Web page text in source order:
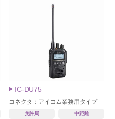
IC-DU75
コネクタ：アイコム業務用タイプ
免許局 中距離